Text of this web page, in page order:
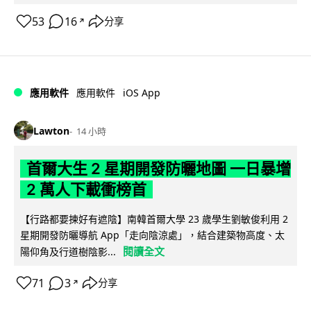
53 16 ↗ 分享
應用軟件 應用軟件 iOS App
Lawton 14 小時
首爾大生 2 星期開發防曬地圖 一日暴增
2 萬人下載衝榜首
【行路都要揀好有遮陰】南韓首爾大學 23 歲學生劉敏俊利用 2
星期開發防曬導航 App「走向陰涼處」，結合建築物高度、太
陽仰角及行道樹陰影...
閱讀全文
71 3 ↗ 分享